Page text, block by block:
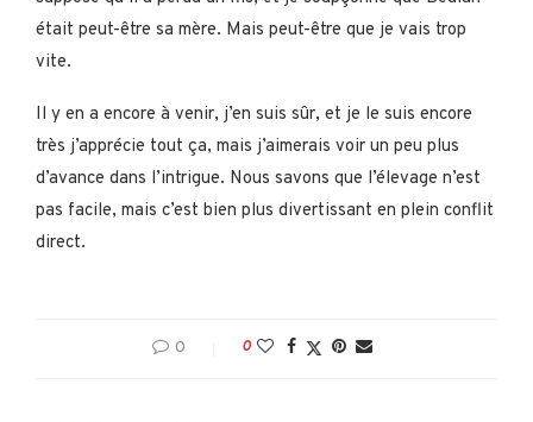
était peut-être sa mère. Mais peut-être que je vais trop
vite.
Il y en a encore à venir, j’en suis sûr, et je le suis encore
très j’apprécie tout ça, mais j’aimerais voir un peu plus
d’avance dans l’intrigue. Nous savons que l’élevage n’est
pas facile, mais c’est bien plus divertissant en plein conflit
direct.
0 0